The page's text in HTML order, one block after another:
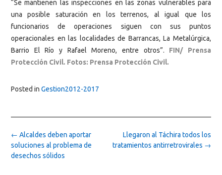
“Se mantienen las inspecciones en las zonas vulnerables para
una posible saturación en los terrenos, al igual que los
funcionarios de operaciones siguen con sus puntos
operacionales en las localidades de Barrancas, La Metalúrgica,
Barrio El Río y Rafael Moreno, entre otros”. FIN/ Prensa
Protección Civil. Fotos: Prensa Protección Civil.
Posted in Gestion2012-2017
Post
navigation
Llegaron al Táchira todos los
tratamientos antirretrovirales →
← Alcaldes deben aportar
soluciones al problema de
desechos sólidos